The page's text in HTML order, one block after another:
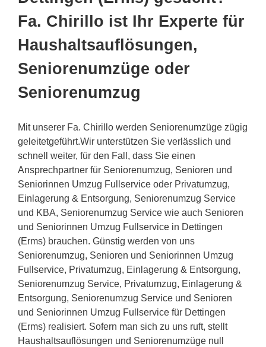
Fa. Chirillo ist Ihr Experte für
Haushaltsauflösungen,
Seniorenumzüge oder
Seniorenumzug
Mit unserer Fa. Chirillo werden Seniorenumzüge zügig
geleitetgeführt.Wir unterstützen Sie verlässlich und
schnell weiter, für den Fall, dass Sie einen
Ansprechpartner für Seniorenumzug, Senioren und
Seniorinnen Umzug Fullservice oder Privatumzug,
Einlagerung & Entsorgung, Seniorenumzug Service
und KBA, Seniorenumzug Service wie auch Senioren
und Seniorinnen Umzug Fullservice in Dettingen
(Erms) brauchen. Günstig werden von uns
Seniorenumzug, Senioren und Seniorinnen Umzug
Fullservice, Privatumzug, Einlagerung & Entsorgung,
Seniorenumzug Service, Privatumzug, Einlagerung &
Entsorgung, Seniorenumzug Service und Senioren
und Seniorinnen Umzug Fullservice für Dettingen
(Erms) realisiert. Sofern man sich zu uns ruft, stellt
Haushaltsauflösungen und Seniorenumzüge null